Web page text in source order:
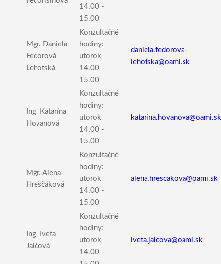
14.00 -
15.00
Mgr. Daniela
Fedorová
Lehotská
Konzultačné
hodiny:
utorok
14.00 -
15.00
daniela.fedorova-
lehotska@oami.sk
Ing. Katarína
Hovanová
Konzultačné
hodiny:
utorok
14.00 -
15.00
katarina.hovanova@oami.sk
Mgr. Alena
Hreščáková
Konzultačné
hodiny:
utorok
14.00 -
15.00
alena.hrescakova@oami.sk
Ing. Iveta
Jalčová
Konzultačné
hodiny:
utorok
14.00 -
iveta.jalcova@oami.sk